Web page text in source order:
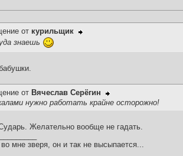
от курильщик
знаешь
от Вячеслав Серёгин
нужно работать крайне осторожно!
Желательно вообще не гадать.
мне зверя, он и так не высыпается...